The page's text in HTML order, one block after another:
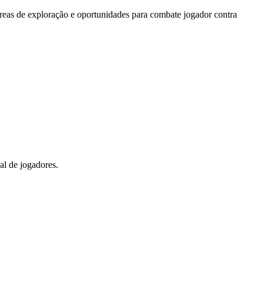
de exploração e oportunidades para combate jogador contra
de jogadores.